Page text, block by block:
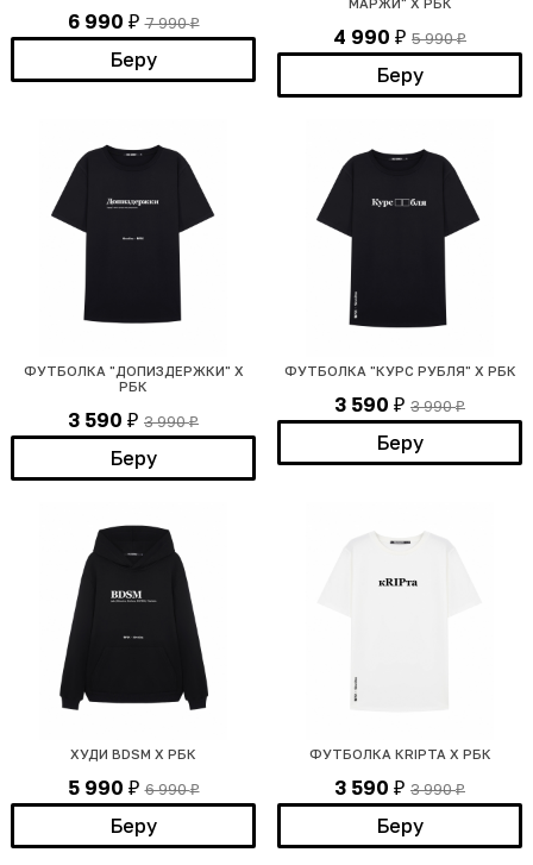
6 990 ₽ 7 990₽
Беру
4 990 ₽ 5 990₽
Беру
ФУТБОЛКА "ДОПИЗДЕРЖКИ" Х
РБК
3 590 ₽ 3 990₽
Беру
ФУТБОЛКА "КУРС РУБЛЯ" Х РБК
3 590 ₽ 3 990₽
Беру
ХУДИ BDSM Х РБК
5 990 ₽ 6 990₽
Беру
ФУТБОЛКА КRIPТА Х РБК
3 590 ₽ 3 990₽
Беру